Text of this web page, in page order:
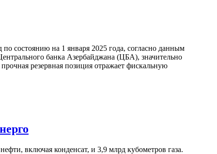
состоянию на 1 января 2025 года, согласно данным
банка Азербайджана (ЦБА), значительно
резервная позиция отражает фискальную
включая конденсат, и 3,9 млрд кубометров газа.